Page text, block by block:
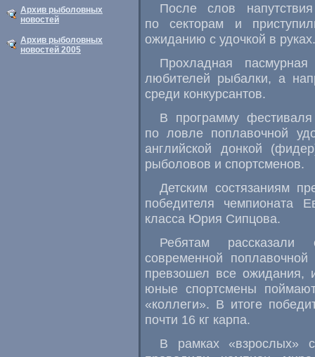
Архив рыболовных
новостей
Архив рыболовных
новостей 2005
После слов
по секторам и
ожиданию с удочкой в руках.
Прохладная
любителей рыбалки, а
среди конкурсантов.
В программу
по ловле поплавочной
английской донкой
рыболовов и спортсменов.
Детским состязаниям
победителя чемпионата
класса Юрия Сипцова.
Ребятам рассказали
современной
превзошел все ожидания,
юные спортсмены
«коллеги». В итоге
почти 16 кг карпа.
В рамках «взрослых»